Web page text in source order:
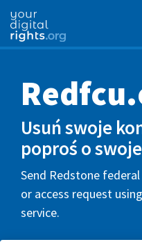
Usuń swoje
poproś o
Send Redstone
or access request
service.